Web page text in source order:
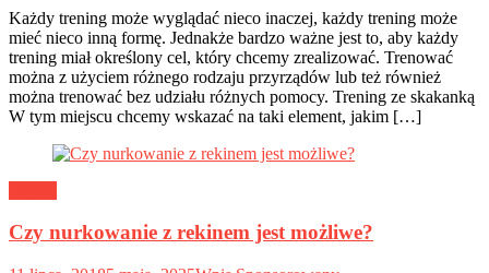
Każdy trening może wyglądać nieco inaczej, każdy trening może
mieć nieco inną formę. Jednakże bardzo ważne jest to, aby każdy
trening miał określony cel, który chcemy zrealizować. Trenować
można z użyciem różnego rodzaju przyrządów lub też również
można trenować bez udziału różnych pomocy. Trening ze skakanką
W tym miejscu chcemy wskazać na taki element, jakim […]
Czy nurkowanie z rekinem jest możliwe?